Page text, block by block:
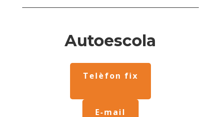
Autoescola
Telèfon fix
E-mail